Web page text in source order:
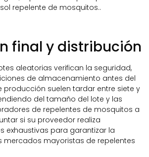
repelente de mosquitos..
final y distribución
aleatorias verifican la seguridad,
de almacenamiento antes del
producción suelen tardar entre siete y
del tamaño del lote y las
de repelentes de mosquitos a
si su proveedor realiza
exhaustivas para garantizar la
mercados mayoristas de repelentes